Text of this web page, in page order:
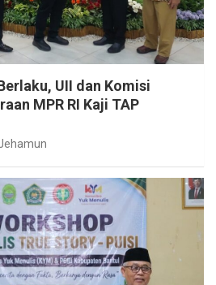
UII dan Komisi
MPR RI Kaji TAP